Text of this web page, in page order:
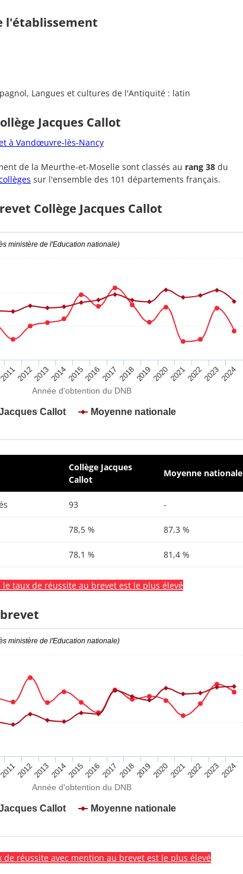
l'établissement
Langues et cultures de l'Antiquité : latin
Jacques Callot
à Vandœuvre-lès-Nancy
de la Meurthe-et-Moselle sont classés au rang 38 du
sur l'ensemble des 101 départements français.
Collège Jacques Callot
Année d'obtention du DNB
ministère de l'Education nationale)
Callot Moyenne nationale
20112012201320142015201620172018201920202021202220232024
Collège Jacques
Callot
Moyenne nationale
93 -
78,5 % 87,3 %
78,1 % 81,4 %
le taux de réussite au brevet est le plus élevé
Année d'obtention du DNB
ministère de l'Education nationale)
Callot Moyenne nationale
20112012201320142015201620172018201920202021202220232024
de réussite avec mention au brevet est le plus élevé